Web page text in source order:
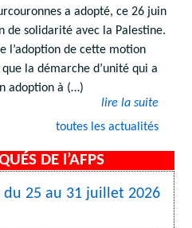
a adopté, ce 26 juin
de solidarité avec la Palestine.
l’adoption de cette motion
la démarche d’unité qui a
adoption à (…)
lire la suite
toutes les actualités
DE l’AFPS
25 au 31 juillet 2026